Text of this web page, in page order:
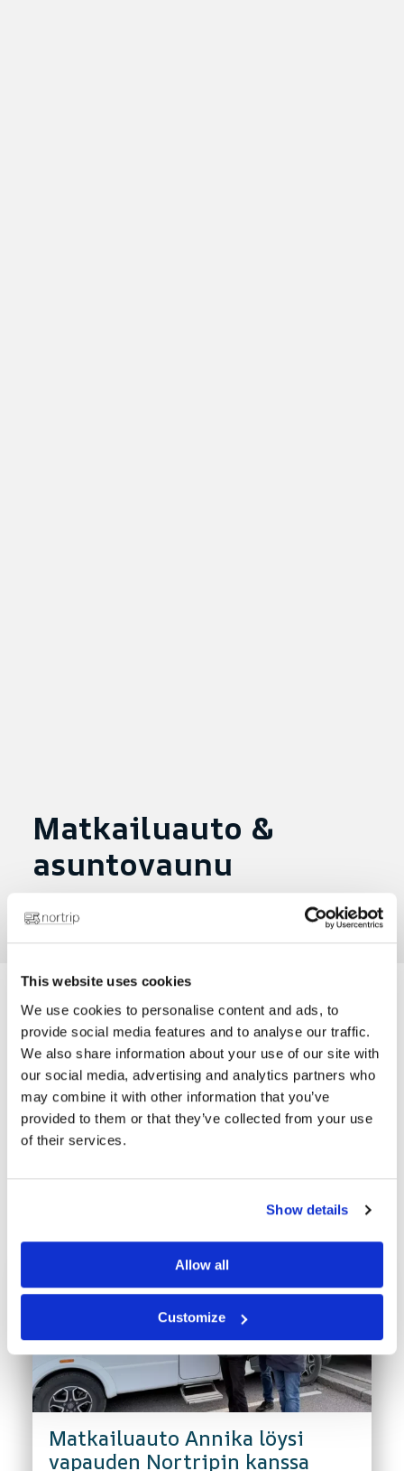
This website uses cookies
We use cookies to personalise content and ads, to
provide social media features and to analyse our traffic.
We also share information about your use of our site with
our social media, advertising and analytics partners who
may combine it with other information that you’ve
provided to them or that they’ve collected from your use
of their services.
Show details
Allow all
Customize
Matkailuauto &
asuntovaunu
Lähetetty toukokuu 17, 2024 osoitteessa
Net 20.10.21
Viimeisimmät uutiset
Matkailuauto Annika löysi
vapauden Nortripin kanssa